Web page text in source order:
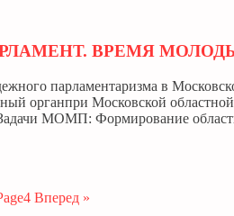
ВРЕМЯ
парламентаризма в
органпри Московской
МОМП: Формирование
4 Вперед »